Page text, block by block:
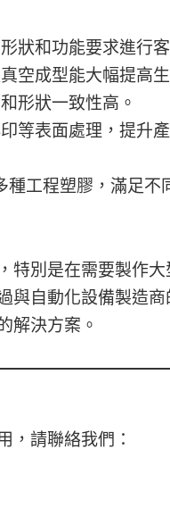
狀和功能要求進行
空成型能大幅提高
形狀一致性高。
等表面處理，提升
種工程塑膠，滿足不
特別是在需要製作
與自動化設備製造
解決方案。
，請聯絡我們：